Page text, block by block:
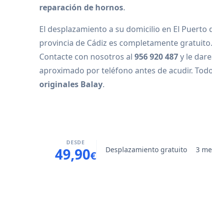
reparación de hornos.
El desplazamiento a su domicilio en El Puerto
provincia de Cádiz es completamente
Contacte con nosotros al 956 920 487y le
aproximado por teléfono antes de acudir.
originales Balay.
DESDE
49,90€ Desplazamiento gratuito 3